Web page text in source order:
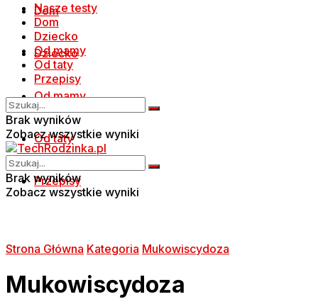
Dom
Dziecko
Od mamy
Od taty
Przepisy
Nasze testy
Dom
Dziecko
Od mamy
Od taty
Przepisy
Brak wyników
Zobacz wszystkie wyniki
Brak wyników
Zobacz wszystkie wyniki
Strona Główna Kategoria Mukowiscydoza
Mukowiscydoza